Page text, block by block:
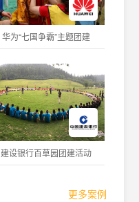
华为“七国争霸”主题团建
建设银行百草园团建活动
更多案例